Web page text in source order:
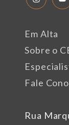
Rua
Em Alta
Sobre o
Fale